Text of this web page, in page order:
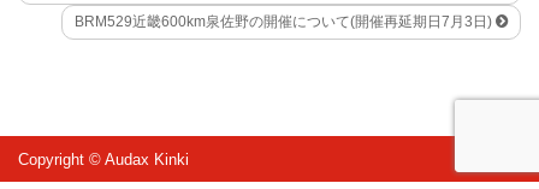
BRM529近畿600km泉佐野の開催について(開催再延期日7月3日)
Copyright © Audax Kinki